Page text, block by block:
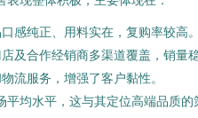
感纯正、用料实在，复购率较高。
及合作经销商多渠道覆盖，销量
流服务，增强了客户黏性。
均水平，这与其定位高端品质的